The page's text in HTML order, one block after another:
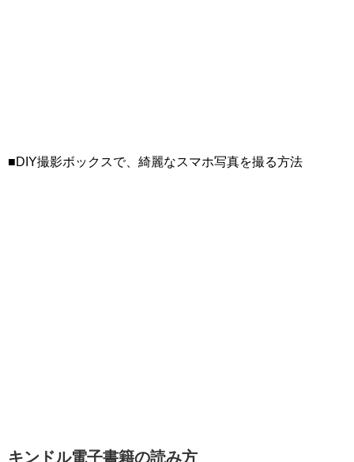
■DIY撮影ボックスで、綺麗なスマホ写真を撮る方法
キンドル電子書籍の読み方